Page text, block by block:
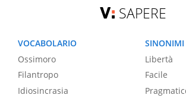
SAPERE
VOCABOLARIO
Ossimoro
Filantropo
Idiosincrasia
SINONIMI
Libertà
Facile